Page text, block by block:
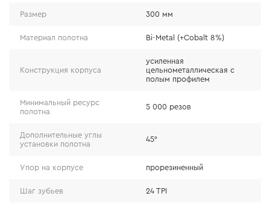
Прочный корпус
Цельнометаллическая конструкция корпуса с полым
профилем обеспечивает одновременно прочность и
легкость ручной пилы.
Размер 300 мм
Материал полотна Bi-Metal (+Cobalt 8%)
Конструкция корпуса
усиленная
цельнометаллическая с
полым профилем
Минимальный ресурс
полотна
5 000 резов
Дополнительные углы
установки полотна
45°
Упор на корпусе прорезиненный
Шаг зубьев 24 TPI